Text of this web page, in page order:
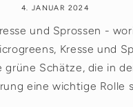
4. JANUAR 2024
und Sprossen -
Kresse und
grüne Schätze, die in
eine wichtige Rolle